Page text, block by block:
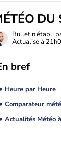
DU
Bulletin établi
Actualisé à
bref
Heure par Heure
Comparateur